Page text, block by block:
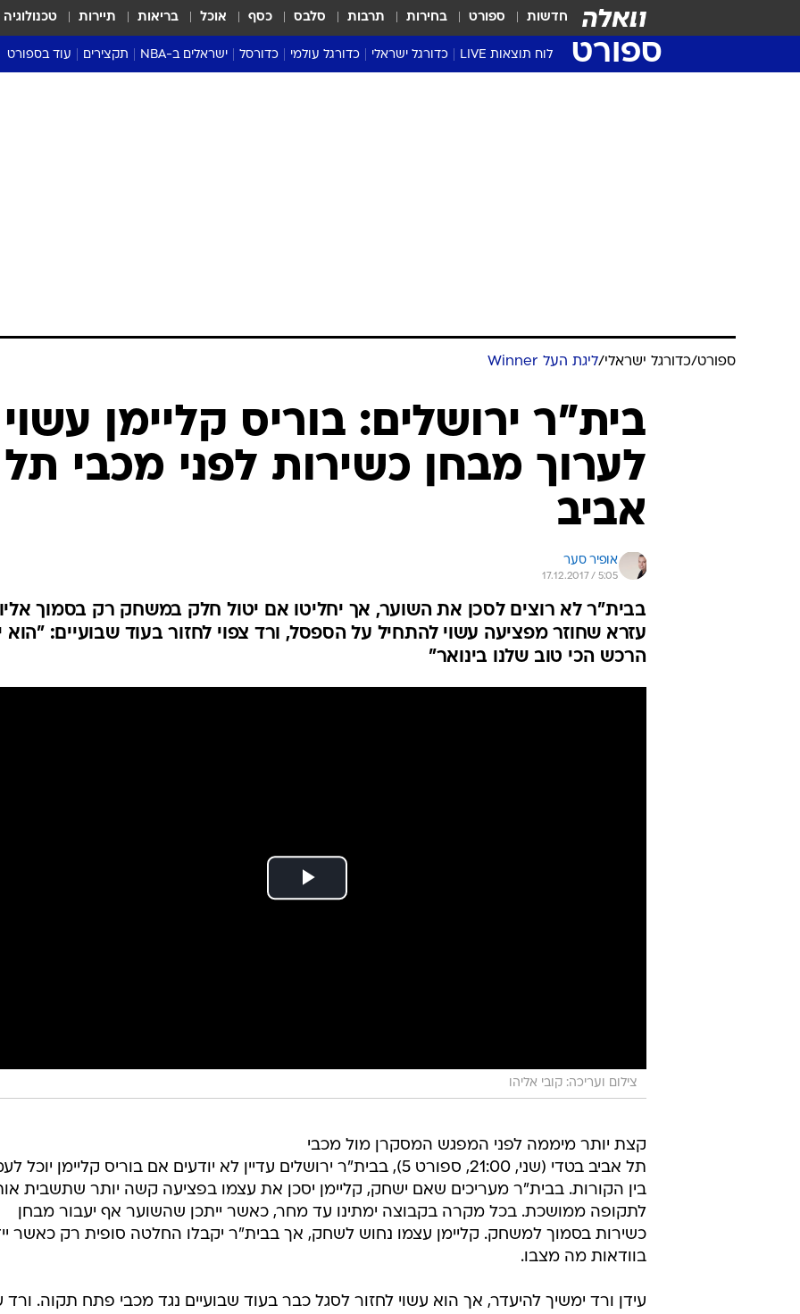
חדשות ספורט בחירות תרבות סלבס כסף אוכל בריאות תיירות טכנולוגיה
ספורט לוח תוצאות LIVE כדורגל ישראלי כדורגל עולמי כדורסל ישראלים ב-NBA תקצירים עוד בספורט
ענפים נוספים
לוח שידורים
החידה של
ספורט/כדורגל ישראלי/ליגת העל Winner
בית"ר ירושלים: בוריס קליימן עשוי
לערוך מבחן כשירות לפני מכבי תל
אביב
אופיר סער
17.12.2017 / 5:05
בבית"ר לא רוצים לסכן את השוער, אך יחליטו אם יטול חלק במשחק רק בסמוך
עזרא שחוזר מפציעה עשוי להתחיל על הספסל, ורד צפוי לחזור בעוד שבועיים: "הוא
הרכש הכי טוב שלנו בינואר"
צילום ועריכה: קובי אליהו
קצת יותר מיממה לפני המפגש המסקרן מול מכבי
תל אביב בטדי (שני, 21:00, ספורט 5), בבית"ר ירושלים עדיין לא יודעים אם בוריס קליימן יוכל
בין הקורות. בבית"ר מעריכים שאם ישחק, קליימן יסכן את עצמו בפציעה קשה יותר שתשבית
לתקופה ממושכת. בכל מקרה בקבוצה ימתינו עד מחר, כאשר ייתכן שהשוער אף יעבור מבחן
כשירות בסמוך למשחק. קליימן עצמו נחוש לשחק, אך בבית"ר יקבלו החלטה סופית רק כאשר
בוודאות מה מצבו.
עידן ורד ימשיך להיעדר, אך הוא עשוי לחזור לסגל כבר בעוד שבועיים נגד מכבי פתח תקוה. ורד